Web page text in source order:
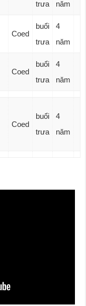
trưa
năm
Coed
buổi
trưa
4
năm
Coed
buổi
trưa
4
năm
Coed
buổi
trưa
4
năm